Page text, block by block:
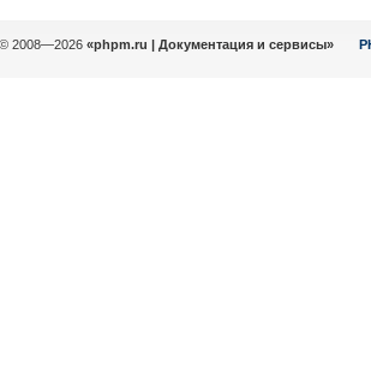
© 2008—2026 «phpm.ru | Документация и сервисы»